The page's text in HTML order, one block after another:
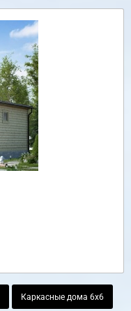
Каркасные дома 6х6